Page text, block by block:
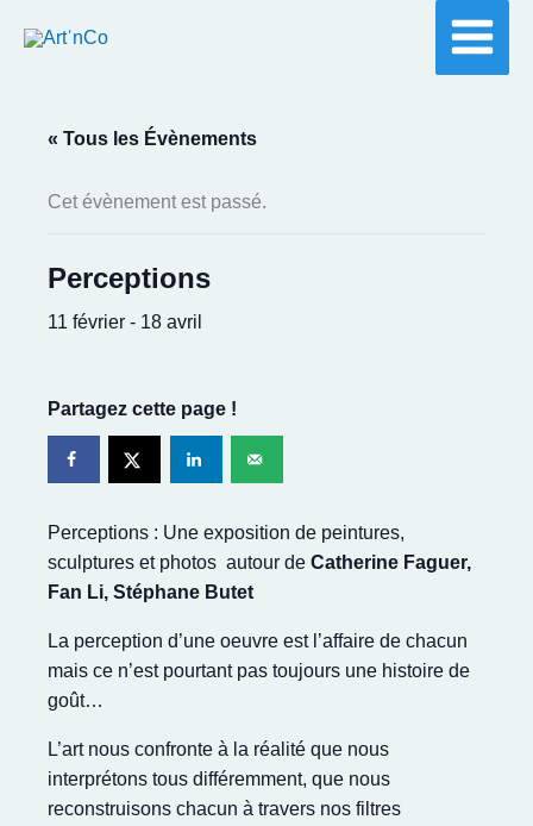
« Tous les Évènements
Cet évènement est passé.
Perceptions
11 février - 18 avril
Partagez cette page !
Perceptions : Une exposition de peintures,
sculptures et photos autour de Catherine Faguer,
Fan Li, Stéphane Butet
La perception d’une oeuvre est l’affaire de chacun
mais ce n’est pourtant pas toujours une histoire de
goût…
L’art nous confronte à la réalité que nous
interprétons tous différemment, que nous
reconstruisons chacun à travers nos filtres